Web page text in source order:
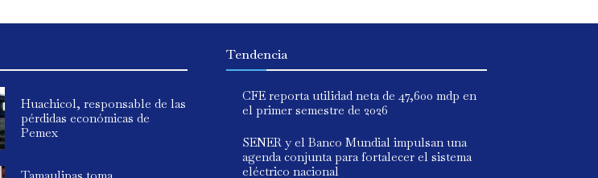
Huachicol, responsable de las
pérdidas económicas de
Pemex
Tendencia
CFE reporta utilidad neta de 47,600 mdp en
el primer semestre de 2026
SENER y el Banco Mundial impulsan una
agenda conjunta para fortalecer el sistema
eléctrico nacional